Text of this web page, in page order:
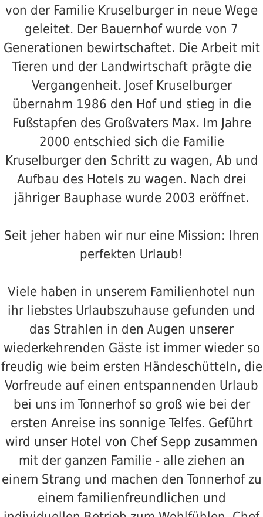
von der Familie Kruselburger in neue Wege
geleitet. Der Bauernhof wurde von 7
Generationen bewirtschaftet. Die Arbeit mit
Tieren und der Landwirtschaft prägte die
Vergangenheit. Josef Kruselburger
übernahm 1986 den Hof und stieg in die
Fußstapfen des Großvaters Max. Im Jahre
2000 entschied sich die Familie
Kruselburger den Schritt zu wagen, Ab und
Aufbau des Hotels zu wagen. Nach drei
jähriger Bauphase wurde 2003 eröffnet.
Seit jeher haben wir nur eine Mission: Ihren
perfekten Urlaub!
Viele haben in unserem Familienhotel nun
ihr liebstes Urlaubszuhause gefunden und
das Strahlen in den Augen unserer
wiederkehrenden Gäste ist immer wieder so
freudig wie beim ersten Händeschütteln, die
Vorfreude auf einen entspannenden Urlaub
bei uns im Tonnerhof so groß wie bei der
ersten Anreise ins sonnige Telfes. Geführt
wird unser Hotel von Chef Sepp zusammen
mit der ganzen Familie - alle ziehen an
einem Strang und machen den Tonnerhof zu
einem familienfreundlichen und